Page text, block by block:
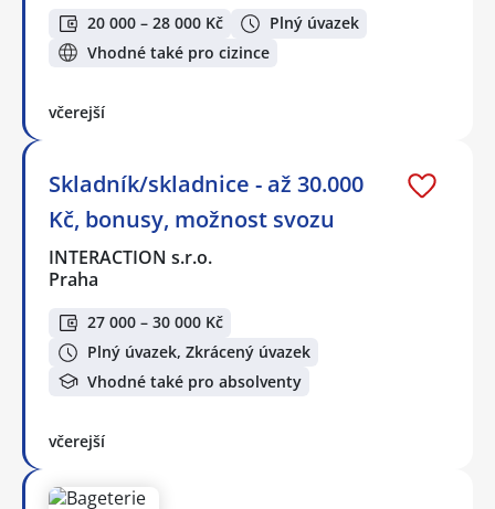
20 000 – 28 000 Kč
Plný úvazek
Vhodné také pro cizince
včerejší
Skladník/skladnice - až 30.000
Kč, bonusy, možnost svozu
INTERACTION s.r.o.
Praha
27 000 – 30 000 Kč
Plný úvazek, Zkrácený úvazek
Vhodné také pro absolventy
včerejší